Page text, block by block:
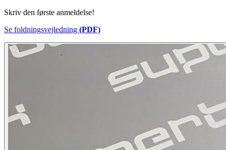
Skriv den første anmeldelse!
Se foldningsvejledning (PDF)